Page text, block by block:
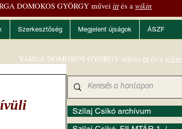
DOMOKOS GYÖRGY műveiittés a wikin
Szerkesztőség Megjelent újságok ÁSZF
Szilaj Csikó archívum
VARGA DOMOKOS GYÖRGY művei itt és a wikin